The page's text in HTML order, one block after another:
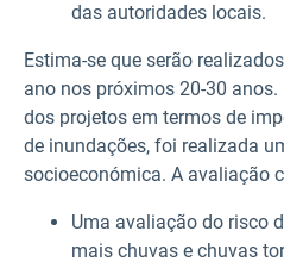
das autoridades locais.
Estima-se que serão
ano nos próximos 20-30
dos projetos em termos de
de inundações, foi realizada
socioeconómica. A avaliação
Uma avaliação do risco
mais chuvas e chuvas